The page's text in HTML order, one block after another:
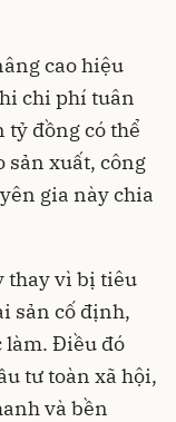
cao hiệu
chi phí tuân
đồng có thể
sản xuất, công
gia này chia
thay vì bị tiêu
sản cố định,
làm. Điều đó
tư toàn xã hội,
và bền